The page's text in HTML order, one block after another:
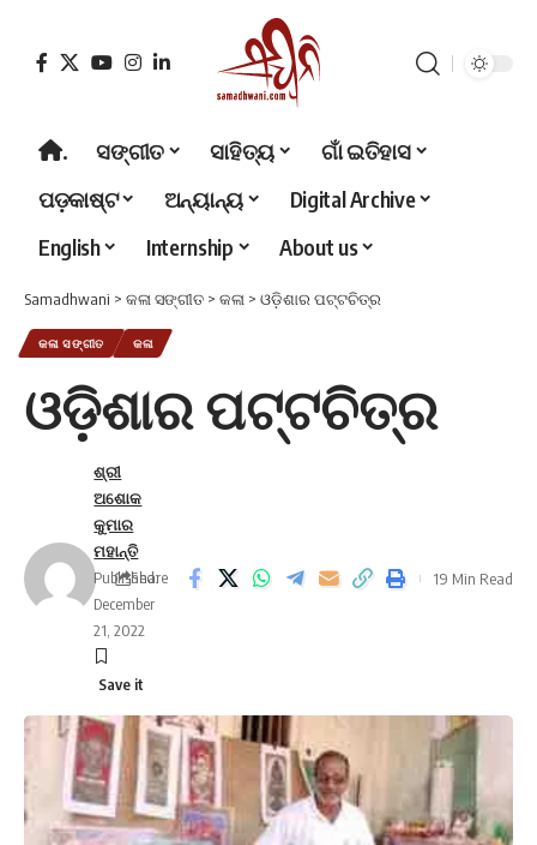
. ସଙ୍ଗୀତ ସାହିତ୍ୟ
ଗାଁ ଇତିହାସ
ପଡ଼କାଷ୍ଟ
ଅନ୍ୟାନ୍ୟ
Digital Archive
English
Internship About us
Samadhwani > କଳା ସଙ୍ଗୀତ > କଳା > ଓଡ଼ିଶାର ପଟ୍ଟଚିତ୍ର
କଳା ସଙ୍ଗୀତ କଳା
ଓଡ଼ିଶାର ପଟ୍ଟଚିତ୍ର
ଶ୍ରୀ
ଅଶୋକ
କୁମାର
ମହାନ୍ତି
Published:
December
21, 2022
Share 19 Min Read